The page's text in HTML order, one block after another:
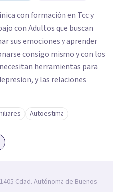
con formación en Tcc y
con Adultos que buscan
sus emociones y aprender
consigo mismo y con los
herramientas para
y las relaciones
Autoestima
Cdad. Autónoma de Buenos